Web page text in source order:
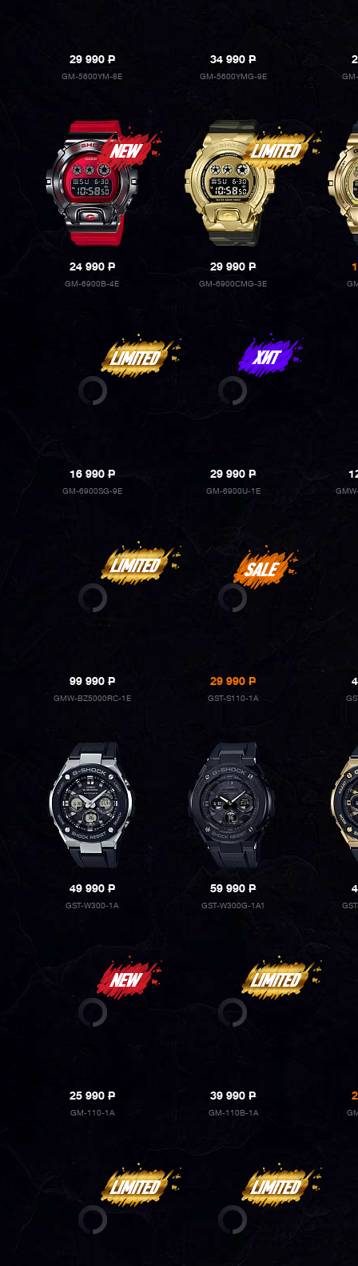
29 990P
GM-5600YM-8E
34 990P
GM-5600YMG-9E
24 990P
GM-6900B-4E
29 990P
GM-6900CMG-3E
16 990P
GM-6900SG-9E
29 990P
GM-6900U-1E
99 990P
GMW-BZ5000RC-1E
29 990P
GST-S110-1A
49 990P
GST-W300-1A
59 990P
GST-W300G-1A1
25 990P
GM-110-1A
39 990P
GM-110B-1A